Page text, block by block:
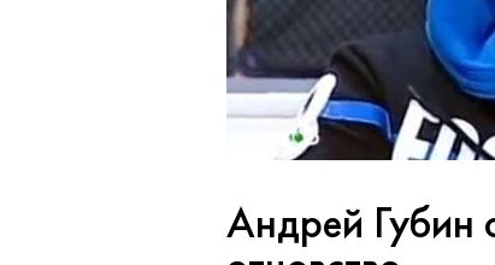
Андрей Губин